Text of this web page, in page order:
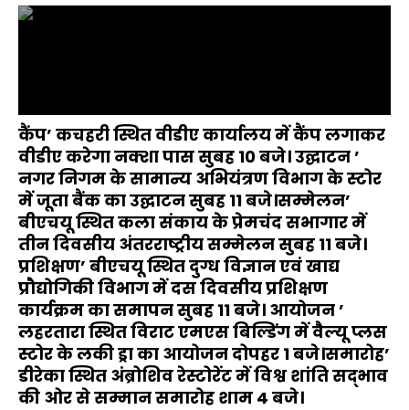
कैंप’ कचहरी स्थित वीडीए कार्यालय में कैंप लगाकर
वीडीए करेगा नक्शा पास सुबह 10 बजे। उद्घाटन ’
नगर निगम के सामान्य अभियंत्रण विभाग के स्टोर
में जूता बैंक का उद्घाटन सुबह 11 बजे।सम्मेलन’
बीएचयू स्थित कला संकाय के प्रेमचंद सभागार में
तीन दिवसीय अंतरराष्ट्रीय सम्मेलन सुबह 11 बजे।
प्रशिक्षण’ बीएचयू स्थित दुग्ध विज्ञान एवं खाद्य
प्रौद्योगिकी विभाग में दस दिवसीय प्रशिक्षण
कार्यक्रम का समापन सुबह 11 बजे। आयोजन ’
लहरतारा स्थित विराट एमएस बिल्डिंग में वैल्यू प्लस
स्टोर के लकी ड्रा का आयोजन दोपहर 1 बजे।समारोह’
डीरेका स्थित अंब्रोशिव रेस्टोरेंट में विश्व शांति सद्भाव
की ओर से सम्मान समारोह शाम 4 बजे।